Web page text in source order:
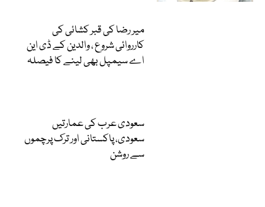
میر رضا کی قبر کشائی کی
کارروائی شروع ، والدین کے ڈی این
اے سیمپل بھی لینے کا فیصلہ
سعودی عرب کی عمارتیں
سعودی، پاکستانی اور ترک پرچموں
سے روشن